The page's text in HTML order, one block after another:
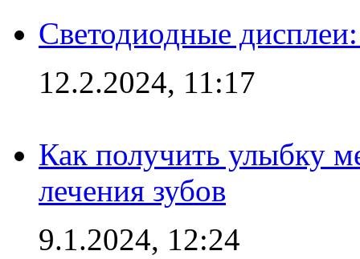
Светодиодные
12.2.2024, 11:17
Как получить улыбку
лечения зубов
9.1.2024, 12:24